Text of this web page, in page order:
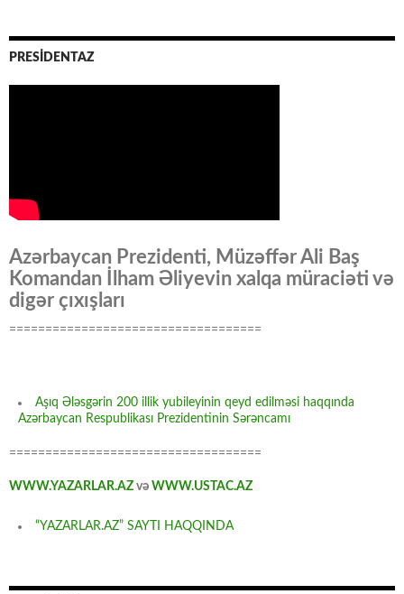
PRESİDENTAZ
Azərbaycan Prezidenti, Müzəffər Ali Baş
Komandan İlham Əliyevin xalqa müraciəti və
digər çıxışları
===================================
Aşıq Ələsgərin 200 illik yubileyinin qeyd edilməsi haqqında
Azərbaycan Respublikası Prezidentinin Sərəncamı
===================================
WWW.YAZARLAR.AZ və WWW.USTAC.AZ
“YAZARLAR.AZ” SAYTI HAQQINDA